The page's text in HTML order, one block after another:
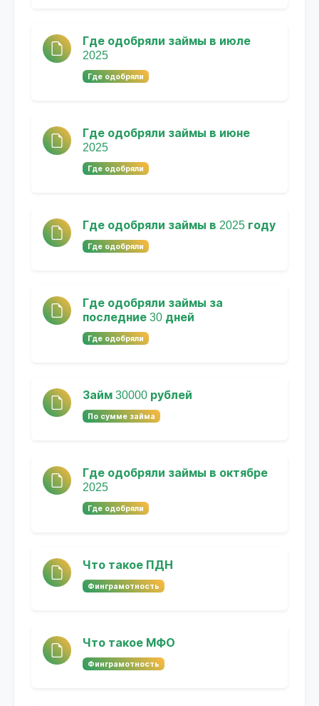
Где одобряли займы в июле
2025
Где одобряли
Где одобряли займы в июне
2025
Где одобряли
Где одобряли займы в 2025 году
Где одобряли
Где одобряли займы за
последние 30 дней
Где одобряли
Займ 30000 рублей
По сумме займа
Где одобряли займы в октябре
2025
Где одобряли
Что такое ПДН
Финграмотность
Что такое МФО
Финграмотность